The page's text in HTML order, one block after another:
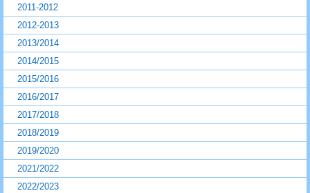
2011-2012
2012-2013
2013/2014
2014/2015
2015/2016
2016/2017
2017/2018
2018/2019
2019/2020
2021/2022
2022/2023